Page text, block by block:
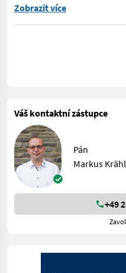
VOGT Profitechnik aus
Zobrazit více
Váš kontaktní zástupce
Pán
Markus
+49